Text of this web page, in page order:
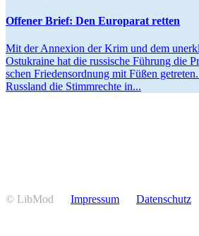
Offener Brief: Den Europarat retten
Mit der Annexion der Krim und dem
Ostukraine hat die russische Führung die
schen Friedens­ordnung mit Füßen
Russland die Stimm­rechte in...
© LibMod Impressum Daten­schutz